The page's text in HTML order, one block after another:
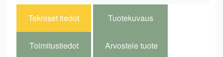
Tekniset tiedot Tuotekuvaus
Toimitustiedot Arvostele tuote